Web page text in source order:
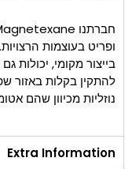
ופריט בעוצמות
בייצור מקומי, יכולות
להתקין בקלות באזור
נוזליות מכיוון שהם
Extra Information